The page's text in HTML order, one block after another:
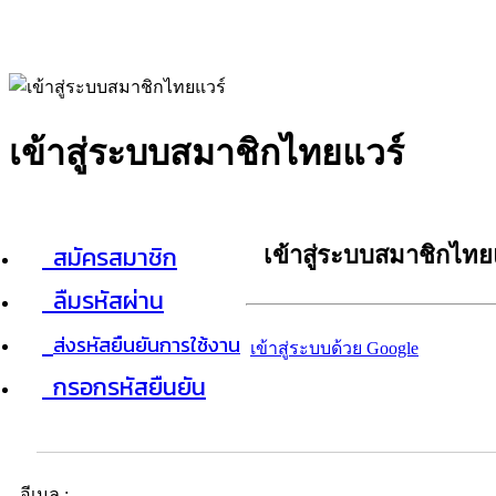
เข้าสู่ระบบสมาชิกไทยแวร์
สมัครสมาชิก
ลืมรหัสผ่าน
ส่งรหัสยืนยันการใช้งาน
กรอกรหัสยืนยัน
เข้าสู่ระบบสมาชิกไท
เข้าสู่ระบบด้วย Google